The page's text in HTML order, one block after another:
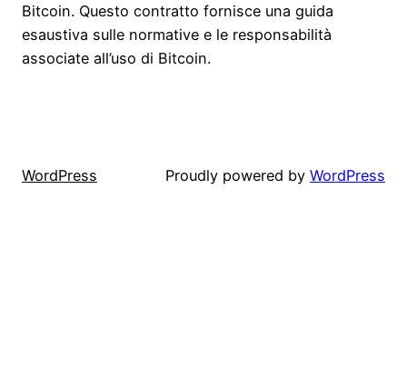
Bitcoin. Questo contratto fornisce una guida
esaustiva sulle normative e le responsabilità
associate all’uso di Bitcoin.
WordPress Proudly powered by WordPress